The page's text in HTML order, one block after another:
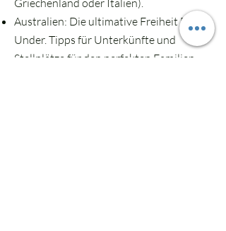
Griechenland oder Italien).
Australien: Die ultimative Freiheit Down
Under. Tipps für Unterkünfte und
Stellplätze für den perfekten Familien-